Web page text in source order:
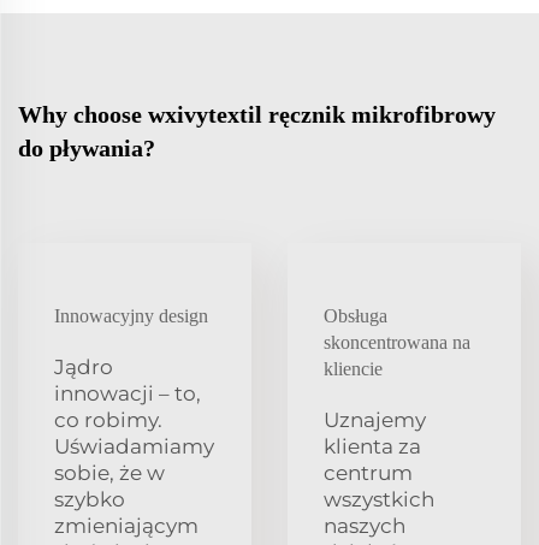
Why choose wxivytextil ręcznik mikrofibrowy
do pływania?
Innowacyjny design
Jądro
innowacji – to,
co robimy.
Uświadamiamy
sobie, że w
szybko
zmieniającym
Obsługa
skoncentrowana na
kliencie
Uznajemy
klienta za
centrum
wszystkich
naszych